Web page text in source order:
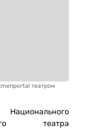
театром
театра